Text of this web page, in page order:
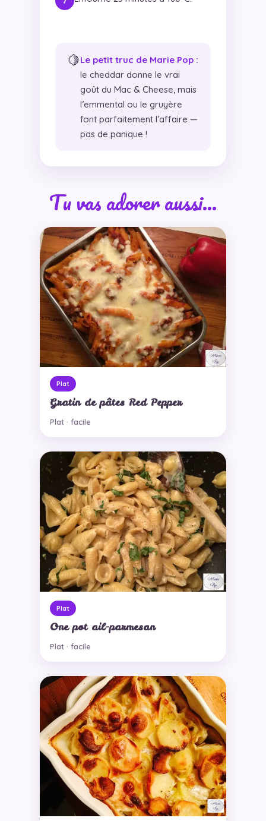
🍋Le petit truc de Marie Pop :
le cheddar donne le vrai
goût du Mac & Cheese, mais
l’emmental ou le gruyère
font parfaitement l’affaire —
pas de panique !
Tu vas adorer aussi…
Plat
Gratin de pâtes Red Pepper
Plat · facile
Plat
One pot ail-parmesan
Plat · facile